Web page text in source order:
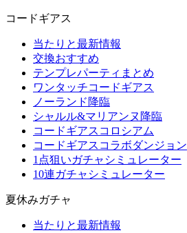
コードギアス
当たりと最新情報
交換おすすめ
テンプレパーティまとめ
ワンタッチコードギアス
ノーランド降臨
シャルル&マリアンヌ降臨
コードギアスコロシアム
コードギアスコラボダンジョン
1点狙いガチャシミュレーター
10連ガチャシミュレーター
夏休みガチャ
当たりと最新情報